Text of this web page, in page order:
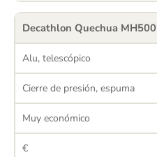
Decathlon Quechua MH500
Alu, telescópico
Cierre de presión, espuma
Muy económico
€